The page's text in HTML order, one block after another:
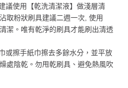
議使用【乾洗清潔液】做淺層清
取粉狀刷具建議二週一次, 使用
潔。唯有乾淨的刷具才能刷出清透
或擦手紙巾擦去多餘水分，並平放
處陰乾。勿甩乾刷具、避免熱風吹